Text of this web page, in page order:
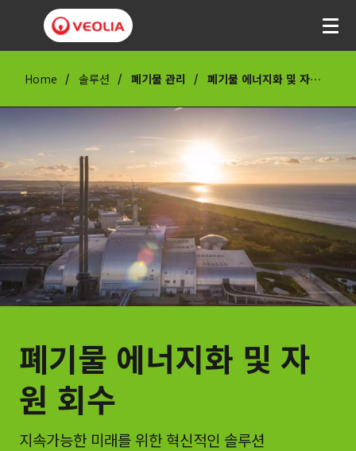
Home 솔루션 폐기물 관리 폐기물 에너지화 및 자원 회수
폐기물 에너지화 및 자
원 회수
지속가능한 미래를 위한 혁신적인 솔루션